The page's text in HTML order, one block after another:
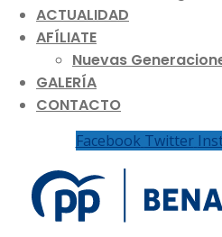
ACTUALIDAD
AFÍLIATE
Nuevas
GALERÍA
CONTACTO
Facebook Twitter